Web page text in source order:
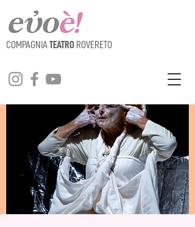
COMPAGNIATEATRO ROVERETO